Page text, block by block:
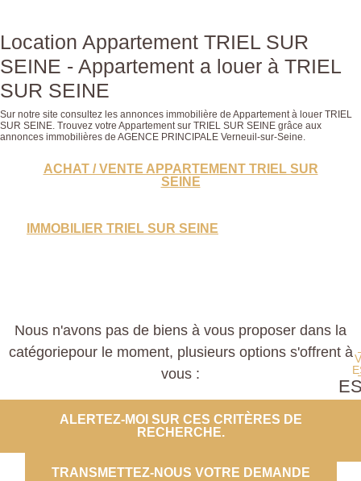
Location Appartement TRIEL SUR
SEINE - Appartement a louer à TRIEL
SUR SEINE
Sur notre site consultez les annonces immobilière de Appartement à louer TRIEL
SUR SEINE. Trouvez votre Appartement sur TRIEL SUR SEINE grâce aux
annonces immobilières de AGENCE PRINCIPALE Verneuil-sur-Seine.
ACHAT / VENTE APPARTEMENT TRIEL SUR
SEINE
IMMOBILIER TRIEL SUR SEINE
Nous n'avons pas de biens à vous proposer dans la
catégoriepour le moment, plusieurs options s'offrent à
vous :
ALERTEZ-MOI SUR CES CRITÈRES DE
RECHERCHE.
TRANSMETTEZ-NOUS VOTRE DEMANDE